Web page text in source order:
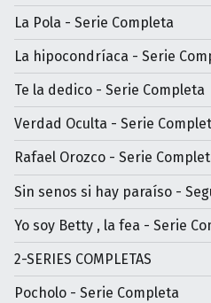
La Pola - Serie Completa
La hipocondríaca - Serie
Te la dedico - Serie Completa
Verdad Oculta - Serie
Rafael Orozco - Serie
Sin senos si hay paraíso -
Yo soy Betty , la fea - Serie
2-SERIES COMPLETAS
Pocholo - Serie Completa